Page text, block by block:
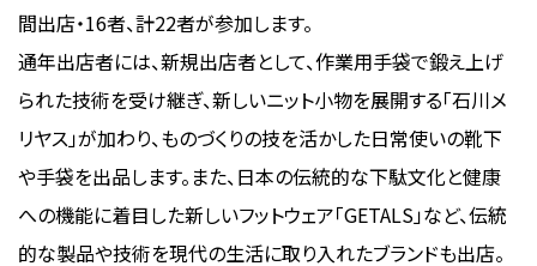
間出店・16者、計22者が参加します。
通年出店者には、新規出店者として、作業用手袋で鍛え上げ
られた技術を受け継ぎ、新しいニット小物を展開する「石川メ
リヤス」が加わり、ものづくりの技を活かした日常使いの靴下
や手袋を出品します。また、日本の伝統的な下駄文化と健康
への機能に着目した新しいフットウェア「GETALS」など、伝統
的な製品や技術を現代の生活に取り入れたブランドも出店。